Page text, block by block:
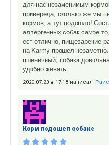
для нас незаменимым
привереда, сколько же мы
кормов, а тут подошло!
аллергенных собак самое
ест отлично, пищеварение
на Karmy прошел
пшеничный, собака
удобно жевать.
2020.07.20 в 17:18 написал:
Корм подошел собаке